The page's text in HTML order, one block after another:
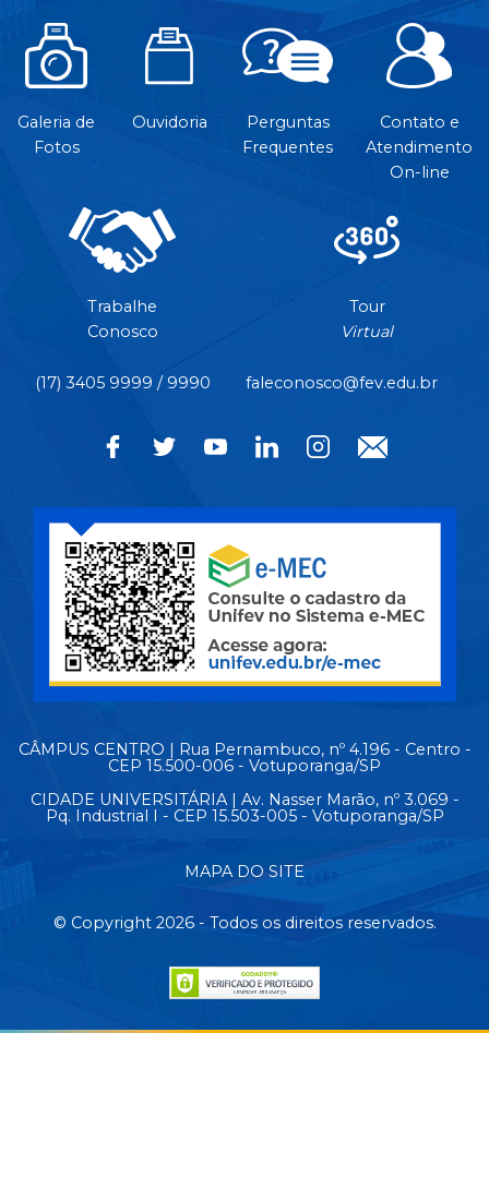
Galeria de
Fotos
Ouvidoria
Perguntas
Frequentes
Contato e
Atendimento
On-line
Trabalhe
Conosco
Tour
Virtual
(17) 3405 9999 / 9990 faleconosco@fev.edu.br
CÂMPUS CENTRO | Rua Pernambuco, nº 4.196 - Centro -
CEP 15.500-006 - Votuporanga/SP
CIDADE UNIVERSITÁRIA | Av. Nasser Marão, nº 3.069 -
Pq. Industrial I - CEP 15.503-005 - Votuporanga/SP
MAPA DO SITE
© Copyright 2026 - Todos os direitos reservados.